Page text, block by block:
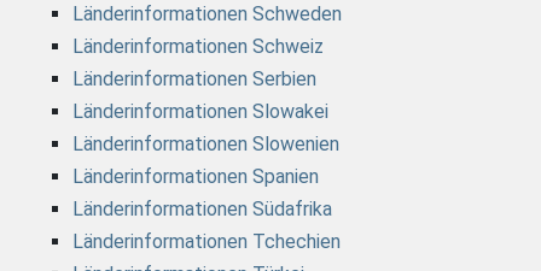
Länderinformationen Schweden
Länderinformationen Schweiz
Länderinformationen Serbien
Länderinformationen Slowakei
Länderinformationen Slowenien
Länderinformationen Spanien
Länderinformationen Südafrika
Länderinformationen Tchechien